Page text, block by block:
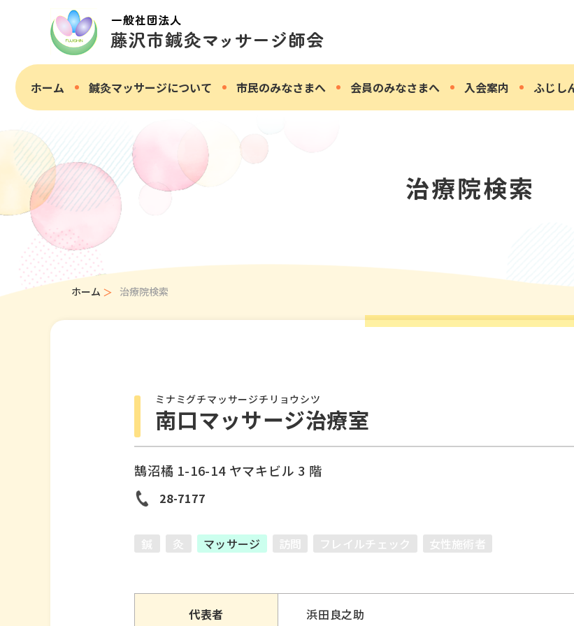
ホーム 鍼灸マッサージについて 市民のみなさまへ 会員のみなさまへ 入会案内 ふじし
治療院検索
ホーム 治療院検索
ミナミグチマッサージチリョウシツ
南口マッサージ治療室
鵠沼橘 1-16-14 ヤマキビル 3 階
28-7177
鍼 灸 マッサージ 訪問 フレイルチェック 女性施術者
代表者 浜田良之助